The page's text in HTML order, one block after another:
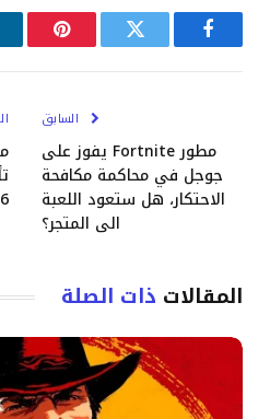
فيسبوكتويتر
السابق
مطور Fortnite يفوز على
جوجل في محاكمة مكافحة
الاحتكار، هل ستعود اللعبة
الى المتجر؟
6 هو أولية جهاز بلايستيشن
المقالات ذات الصلة